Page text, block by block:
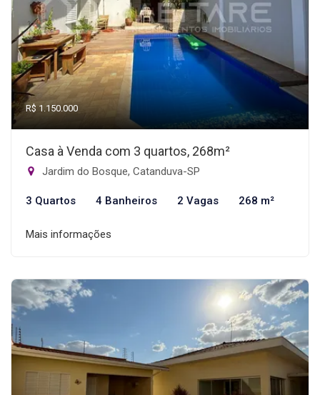
R$ 1.150.000
Casa à Venda com 3 quartos, 268m²
Jardim do Bosque, Catanduva-SP
3 Quartos 4 Banheiros 2 Vagas 268 m²
Mais informações